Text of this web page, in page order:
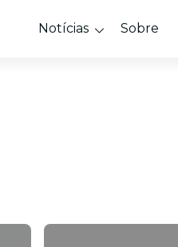
Notícias Sobre